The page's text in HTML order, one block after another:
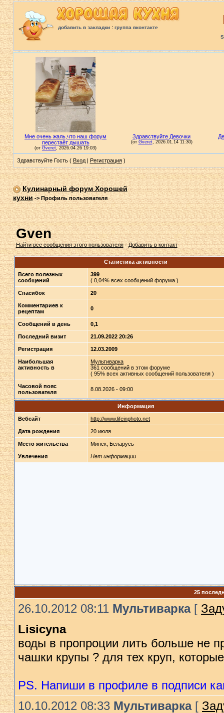
добавить в закладки: группа вконтакте
Здравствуйте Гость ( Вход| Регистрация)
Кулинарный форум Хорошей
кухни->Профиль пользователя
Gven
Найти все сообщения этого пользователя·Добавить в контакт
Статистика активности
Всего полезных
сообщений
399
( 0,04% всех сообщений форума )
Спасибок 20
Комментариев к
рецептам
0
Сообщений в день 0,1
Последний визит 21.09.2022 20:26
Регистрация 12.03.2009
Наибольшая
активность в
Мультиварка
361 сообщений в этом форуме
( 95% всех активных сообщений пользователя )
Часовой пояс
пользователя
8.08.2026 - 09:00
Информация
Вебсайт http://www.lifeinphoto.net
Дата рождения 20 июля
Место жительства Минск, Беларусь
Увлечения Нет информации
25
26.10.2012 08:11 Мультиварка[
Lisicyna
воды в пропроции лить больше не
чашки крупы ? для тех круп,
PS. Напиши в профиле в подписи
10.10.2012 08:33 Мультиварка[